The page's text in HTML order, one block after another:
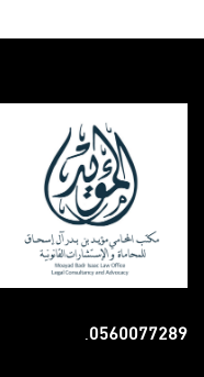
0560077289
.